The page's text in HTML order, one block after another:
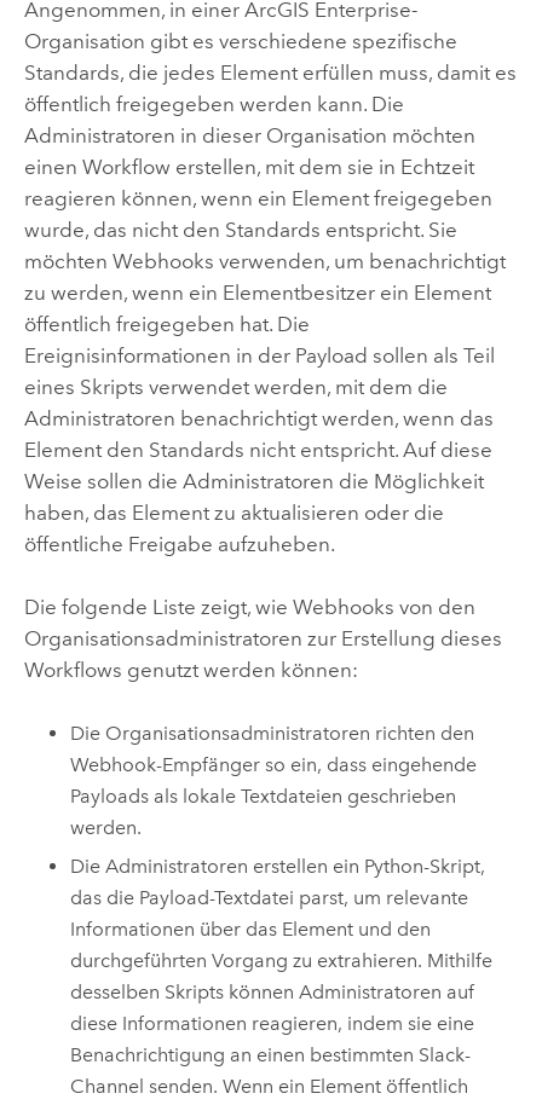
Angenommen, in einer ArcGIS Enterprise-
Organisation gibt es verschiedene spezifische
Standards, die jedes Element erfüllen muss, damit es
öffentlich freigegeben werden kann. Die
Administratoren in dieser Organisation möchten
einen Workflow erstellen, mit dem sie in Echtzeit
reagieren können, wenn ein Element freigegeben
wurde, das nicht den Standards entspricht. Sie
möchten Webhooks verwenden, um benachrichtigt
zu werden, wenn ein Elementbesitzer ein Element
öffentlich freigegeben hat. Die
Ereignisinformationen in der Payload sollen als Teil
eines Skripts verwendet werden, mit dem die
Administratoren benachrichtigt werden, wenn das
Element den Standards nicht entspricht. Auf diese
Weise sollen die Administratoren die Möglichkeit
haben, das Element zu aktualisieren oder die
öffentliche Freigabe aufzuheben.
Die folgende Liste zeigt, wie Webhooks von den
Organisationsadministratoren zur Erstellung dieses
Workflows genutzt werden können:
Die Organisationsadministratoren richten den
Webhook-Empfänger so ein, dass eingehende
Payloads als lokale Textdateien geschrieben
werden.
Die Administratoren erstellen ein Python-Skript,
das die Payload-Textdatei parst, um relevante
Informationen über das Element und den
durchgeführten Vorgang zu extrahieren. Mithilfe
desselben Skripts können Administratoren auf
diese Informationen reagieren, indem sie eine
Benachrichtigung an einen bestimmten Slack-
Channel senden. Wenn ein Element öffentlich